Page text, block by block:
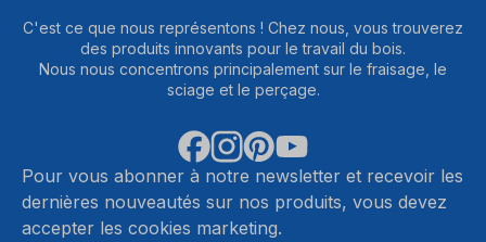
C'est ce que nous représentons ! Chez nous, vous trouverez
des produits innovants pour le travail du bois.
Nous nous concentrons principalement sur le fraisage, le
sciage et le perçage.
Pour vous abonner à notre newsletter et recevoir les
dernières nouveautés sur nos produits, vous devez
accepter les cookies marketing.